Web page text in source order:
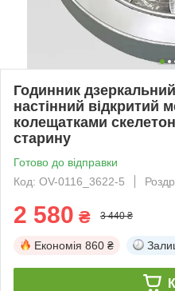
Годинник
настінний відкритий
колещатками
старину
Готово до відправки
Код: OV-0116_3622-5
2 580 ₴ 3 440 ₴
Економія 860 ₴